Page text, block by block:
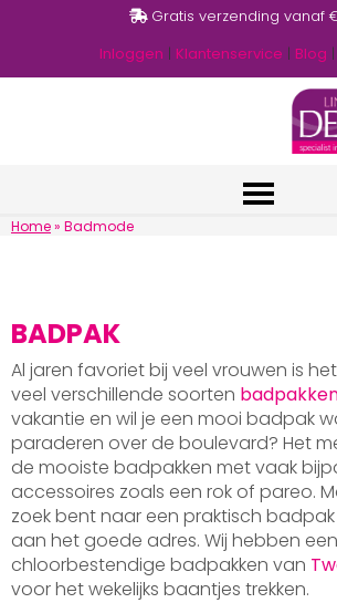
Gratis verzending vanaf
Inloggen | Klantenservice | Blog |
Home» Badmode
BADPAK
Al jaren favoriet bij veel vrouwen is
veel verschillende soorten
vakantie en wil je een mooi badpak
paraderen over de boulevard? Het
de mooiste badpakken met vaak
accessoires zoals een rok of pareo.
zoek bent naar een praktisch
aan het goede adres. Wij hebben
chloorbestendige badpakken van
voor het wekelijks baantjes trekken.